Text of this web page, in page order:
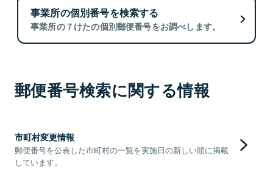
事業所の個別番号を検索する
事業所の７けたの個別郵便番号をお調べします。
郵便番号検索に関する情報
市町村変更情報
郵便番号を公表した市町村の一覧を実施日の新しい順に掲載
しています。